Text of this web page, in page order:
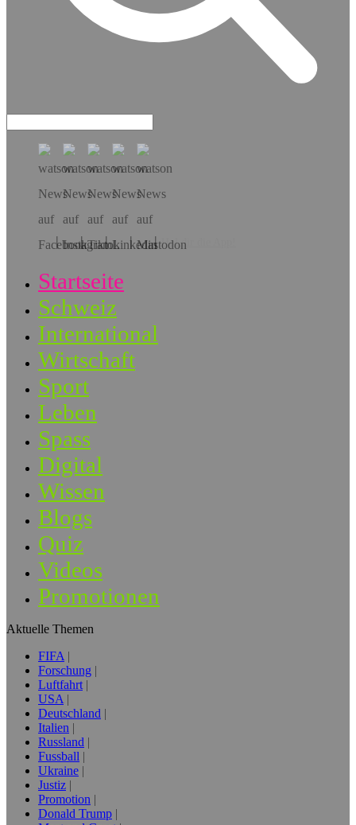
Hol dir die App!
Startseite
Schweiz
International
Wirtschaft
Sport
Leben
Spass
Digital
Wissen
Blogs
Quiz
Videos
Promotionen
Aktuelle Themen
FIFA
Forschung
Luftfahrt
USA
Deutschland
Italien
Russland
Fussball
Ukraine
Justiz
Promotion
Donald Trump